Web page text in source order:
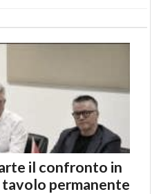
il confronto in
permanente